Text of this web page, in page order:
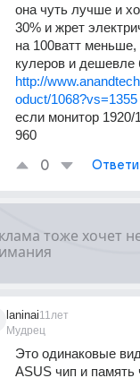
она чуть лучше и
30% и жрет
на 100ватт
кулеров и дешевле
http://
oduct/1068?vs=1355
если монитор
960
0
laninai
Мудрец
11лет
Это одинаковые
ASUS чип и память